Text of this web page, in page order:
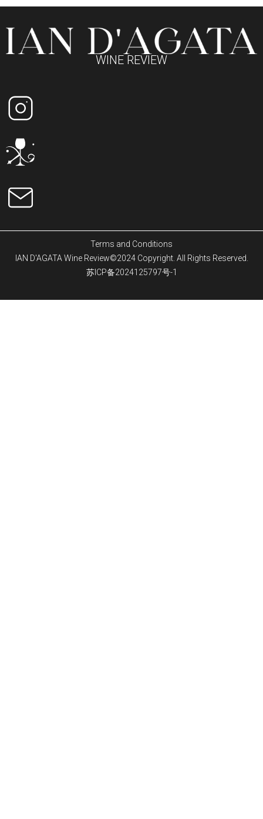
WINE REVIEW
Terms and Conditions
IAN D'AGATA Wine Review©2024 Copyright. All Rights Reserved.
苏ICP备2024125797号-1